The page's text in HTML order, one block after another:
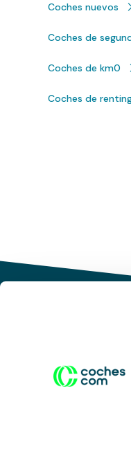
Coches nuevos
Coches de
Coches de km0
Coches de
Conduce
desata tu